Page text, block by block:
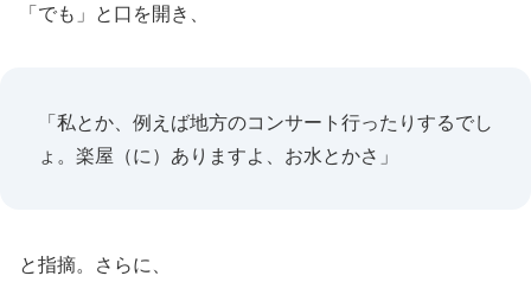
「でも」と口を開き、
「私とか、例えば地方のコンサート行ったりするでし
ょ。楽屋（に）ありますよ、お水とかさ」
と指摘。さらに、